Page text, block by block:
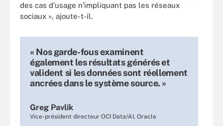
des cas d’usage n’impliquant pas les réseaux
sociaux », ajoute-t-il.
« Nos garde-fous examinent
également les résultats générés et
valident si les données sont réellement
ancrées dans le système source. »
Greg Pavlik
Vice-président directeur OCI Data/AI, Oracle